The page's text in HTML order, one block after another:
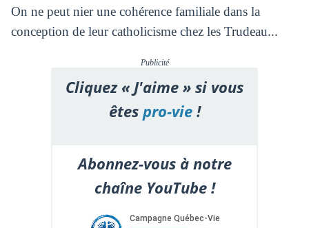
On ne peut nier une cohérence familiale dans la
conception de leur catholicisme chez les Trudeau...
Publicité
Cliquez « J'aime » si vous
êtespro-vie!
Abonnez-vous à notre
chaîne YouTube !